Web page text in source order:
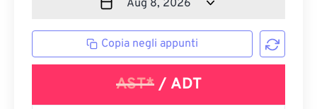
Copia negli appunti
AST*/ ADT